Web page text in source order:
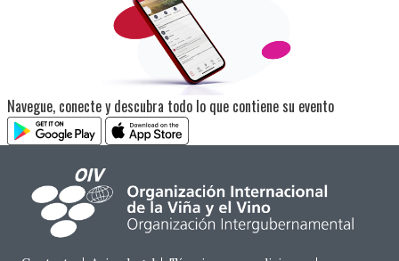
Navegue, conecte y descubra todo lo que contiene su evento